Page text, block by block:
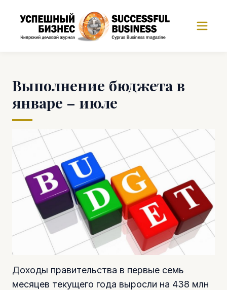
Выполнение бюджета в
январе – июле
Доходы правительства в первые семь
месяцев текущего года выросли на 438 млн